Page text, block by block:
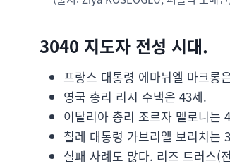
3040 지도자 전성 시대.
프랑스 대통령 에마뉘엘 마크롱
영국 총리 리시 수낵은 43세.
이탈리아 총리 조르자 멜로니는
칠레 대통령 가브리엘 보리치는
실패 사례도 많다. 리즈 트러스(